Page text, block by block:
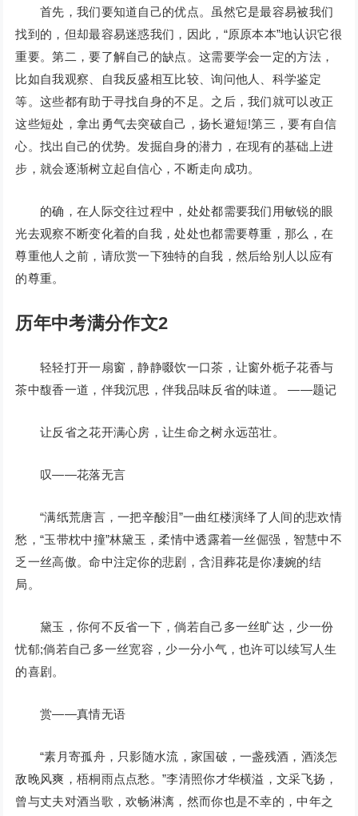
首先，我们要知道自己的优点。虽然它是最容易被我们
找到的，但却最容易迷惑我们，因此，“原原本本”地认识它很
重要。第二，要了解自己的缺点。这需要学会一定的方法，
比如自我观察、自我反盛相互比较、询问他人、科学鉴定
等。这些都有助于寻找自身的不足。之后，我们就可以改正
这些短处，拿出勇气去突破自己，扬长避短!第三，要有自信
心。找出自己的优势。发掘自身的潜力，在现有的基础上进
步，就会逐渐树立起自信心，不断走向成功。
的确，在人际交往过程中，处处都需要我们用敏锐的眼
光去观察不断变化着的自我，处处也都需要尊重，那么，在
尊重他人之前，请欣赏一下独特的自我，然后给别人以应有
的尊重。
历年中考满分作文2
轻轻打开一扇窗，静静啜饮一口茶，让窗外栀子花香与
茶中馥香一道，伴我沉思，伴我品味反省的味道。 ——题记
让反省之花开满心房，让生命之树永远茁壮。
叹——花落无言
“满纸荒唐言，一把辛酸泪”一曲红楼演绎了人间的悲欢情
愁，“玉带枕中撞”林黛玉，柔情中透露着一丝倔强，智慧中不
乏一丝高傲。命中注定你的悲剧，含泪葬花是你凄婉的结
局。
黛玉，你何不反省一下，倘若自己多一丝旷达，少一份
忧郁;倘若自己多一丝宽容，少一分小气，也许可以续写人生
的喜剧。
赏——真情无语
“素月寄孤舟，只影随水流，家国破，一盏残酒，酒淡怎
敌晚风爽，梧桐雨点点愁。”李清照你才华横溢，文采飞扬，
曾与丈夫对酒当歌，欢畅淋漓，然而你也是不幸的，中年之